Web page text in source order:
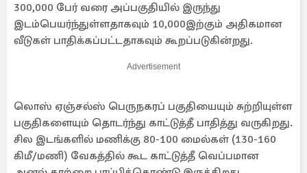
300,000 பேர் வரை அப்பகுதியில் இருந்து
இடம்பெயர்ந்துள்ளதாகவும் 10,000இற்கும் அதிகமான
வீடுகள் பாதிக்கப்பட்டதாகவும் கூறப்படுகின்றது.
Advertisement
லொஸ் ஏஞ்சல்ஸ் பெருநகரப் பகுதியையும் சுற்றியுள்ள
பகுதிகளையும் தொடர்ந்து காட்டுத்தீ பாதித்து வருகிறது.
சில இடங்களில் மணிக்கு 80-100 மைல்கள் (130-160
கிமீ/மணி) வேகத்தில் கூட காட்டுத்தீ வெப்பமான